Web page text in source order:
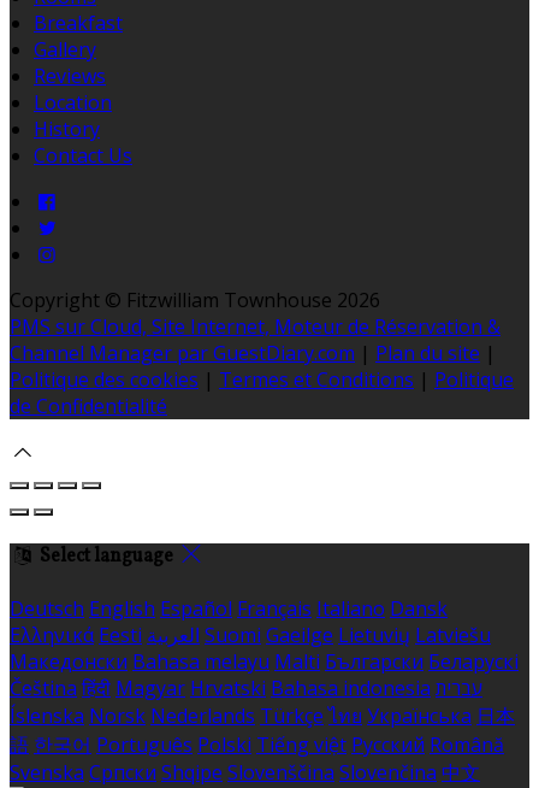
Breakfast
Gallery
Reviews
Location
History
Contact Us
Copyright © Fitzwilliam Townhouse 2026
PMS sur Cloud, Site Internet, Moteur de Réservation &
Channel Manager par GuestDiary.com | Plan du site |
Politique des cookies | Termes et Conditions | Politique
de Confidentialité
Select language
Deutsch English Español Français Italiano Dansk
Ελληνικά Eesti العربية Suomi Gaeilge Lietuvių Latviešu
Македонски Bahasa melayu Malti Български Беларускі
Čeština हिंदी Magyar Hrvatski Bahasa indonesia עברית
Íslenska Norsk Nederlands Türkçe ไทย Українська 日本
語 한국어 Português Polski Tiếng việt Русский Română
Svenska Српски Shqipe Slovenščina Slovenčina 中文